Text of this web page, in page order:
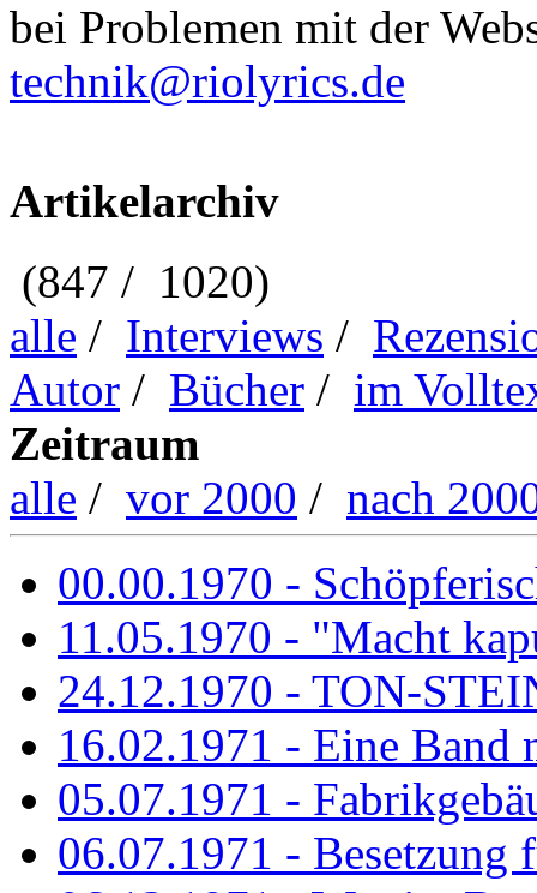
bei Problemen mit der
technik@riolyrics.de
Artikelarchiv
(847 / 1020)
alle / Interviews /
Autor / Bücher / im
Zeitraum
alle / vor 2000 / nach
00.00.1970 -
11.05.1970 - "Macht
24.12.1970 - TON-
16.02.1971 - Eine Band
05.07.1971 -
06.07.1971 - Besetzung